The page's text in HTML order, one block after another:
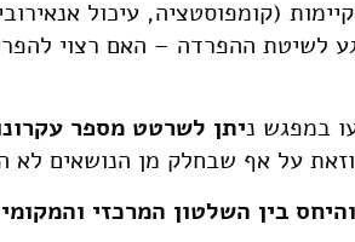
(קומפוסטציה, עיכול
לשיטת ההפרדה – האם רצוי
במפגש ניתן לשרטט מספר
על אף שבחלק מן הנושאים לא
בין השלטון המרכזי